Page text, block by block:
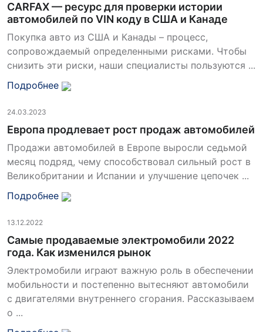
CARFAX — ресурс для проверки истории
автомобилей по VIN коду в США и Канаде
Покупка авто из США и Канады – процесс,
сопровождаемый определенными рисками. Чтобы
снизить эти риски, наши специалисты пользуются ...
Подробнее
24.03.2023
Европа продлевает рост продаж автомобилей
Продажи автомобилей в Европе выросли седьмой
месяц подряд, чему способствовал сильный рост в
Великобритании и Испании и улучшение цепочек ...
Подробнее
13.12.2022
Самые продаваемые электромобили 2022
года. Как изменился рынок
Электромобили играют важную роль в обеспечении
мобильности и постепенно вытесняют автомобили
с двигателями внутреннего сгорания. Рассказываем
о ...